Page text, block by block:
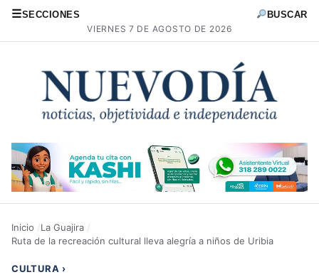
☰SECCIONES
VIERNES 7 DE AGOSTO DE 2026
BUSCAR
Inicio
La Guajira
Ruta de la recreación cultural lleva alegría a niños de Uribia
CULTURA ›